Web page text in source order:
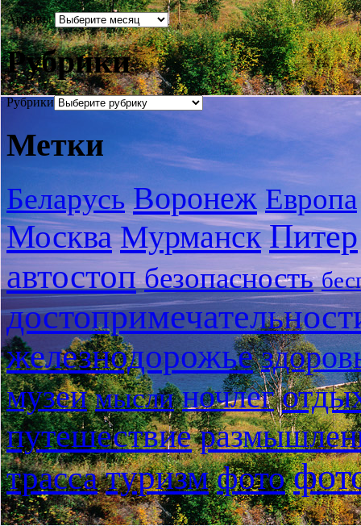
Архивы
Рубрики
Рубрики
Метки
Беларусь Воронеж Европа
Москва Мурманск Питер
автостоп безопасность
железнодорожье
музеи мысли ночлег
путешествие
трасса туризм фото